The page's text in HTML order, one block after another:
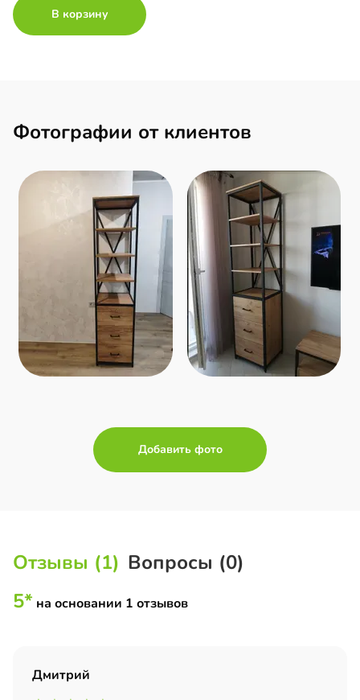
В корзину
Фотографии от клиентов
Добавить фото
Отзывы (1) Вопросы (0)
5* на основании 1 отзывов
Дмитрий